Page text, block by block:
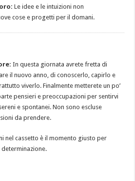
Le idee e le intuizioni non
cose e progetti per il domani.
In questa giornata avrete fretta di
il nuovo anno, di conoscerlo, capirlo e
viverlo. Finalmente metterete un po’
pensieri e preoccupazioni per sentirvi
e spontanei. Non sono escluse
da prendere.
nel cassetto è il momento giusto per